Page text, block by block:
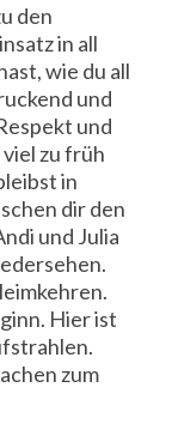
den
in all
wie du all
und
und
zu früh
in
dir den
und Julia
Hier ist
zum